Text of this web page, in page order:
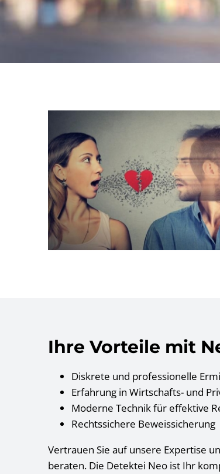
Ihre Vorteile mit
Diskrete und professionelle
Erfahrung in Wirtschafts- und
Moderne Technik für effektive
Rechtssichere Beweissicherung
Vertrauen Sie auf unsere Expertise
beraten. Die Detektei Neo ist Ihr